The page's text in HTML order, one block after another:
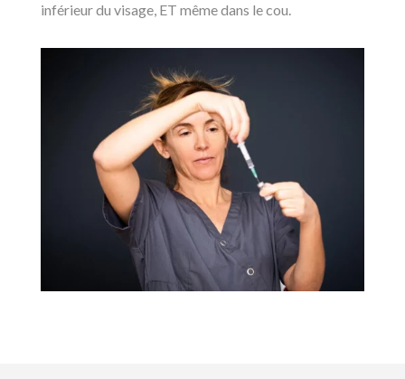
inférieur du visage, ET même dans le cou.